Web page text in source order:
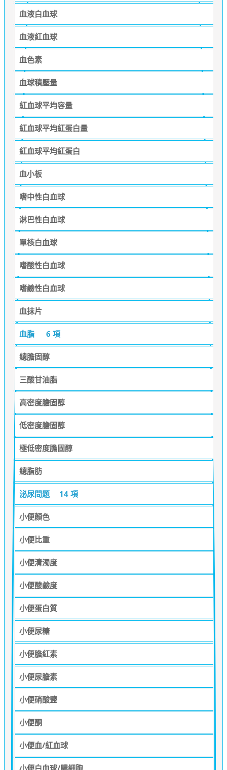
血液白血球
血液紅血球
血色素
血球積壓量
紅血球平均容量
紅血球平均紅蛋白量
紅血球平均紅蛋白
血小板
嗜中性白血球
淋巴性白血球
單核白血球
嗜酸性白血球
嗜鹼性白血球
血抹片
血脂 6 項
總膽固醇
三酸甘油脂
高密度膽固醇
低密度膽固醇
極低密度膽固醇
總脂肪
泌尿問題 14 項
小便顏色
小便比重
小便清濁度
小便酸鹼度
小便蛋白質
小便尿糖
小便膽紅素
小便尿膽素
小便硝酸盬
小便酮
小便血/紅血球
小便白血球/膿細胞